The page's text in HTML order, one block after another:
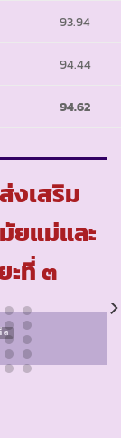
93.94
94.44
94.62
งเสริม
ยแม่และ
ะที่ ๓
๓